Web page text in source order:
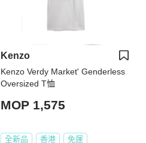
Kenzo
Kenzo Verdy Market' Genderless
Oversized T恤
MOP 1,575
全新品 香港 免運